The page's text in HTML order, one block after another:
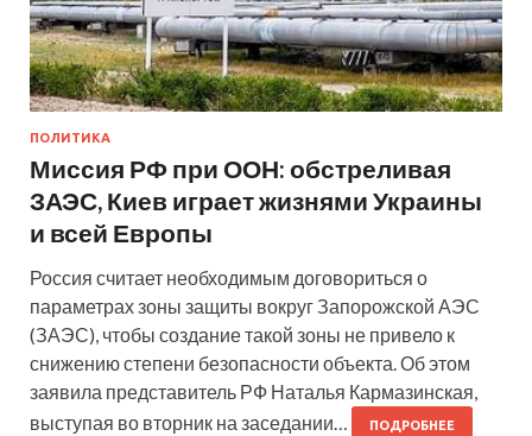
ПОЛИТИКА
Миссия РФ при ООН: обстреливая
ЗАЭС, Киев играет жизнями Украины
и всей Европы
Россия считает необходимым договориться о
параметрах зоны защиты вокруг Запорожской АЭС
(ЗАЭС), чтобы создание такой зоны не привело к
снижению степени безопасности объекта. Об этом
заявила представитель РФ Наталья Кармазинская,
выступая во вторник на заседании…
ПОДРОБНЕЕ